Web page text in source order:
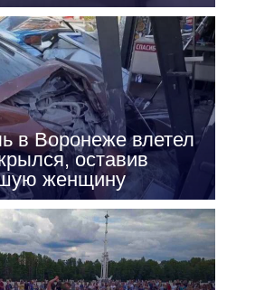
в Воронеже влетел
оставив
женщину